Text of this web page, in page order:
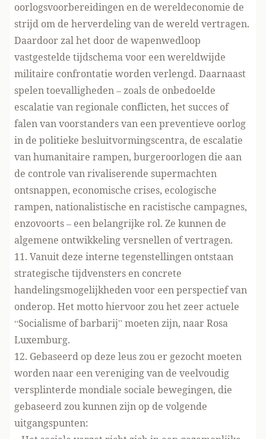
oorlogsvoorbereidingen en de wereldeconomie de
strijd om de herverdeling van de wereld vertragen.
Daardoor zal het door de wapenwedloop
vastgestelde tijdschema voor een wereldwijde
militaire confrontatie worden verlengd. Daarnaast
spelen toevalligheden – zoals de onbedoelde
escalatie van regionale conflicten, het succes of
falen van voorstanders van een preventieve oorlog
in de politieke besluitvormingscentra, de escalatie
van humanitaire rampen, burgeroorlogen die aan
de controle van rivaliserende supermachten
ontsnappen, economische crises, ecologische
rampen, nationalistische en racistische campagnes,
enzovoorts – een belangrijke rol. Ze kunnen de
algemene ontwikkeling versnellen of vertragen.
11. Vanuit deze interne tegenstellingen ontstaan
strategische tijdvensters en concrete
handelingsmogelijkheden voor een perspectief van
onderop. Het motto hiervoor zou het zeer actuele
“Socialisme of barbarij” moeten zijn, naar Rosa
Luxemburg.
12. Gebaseerd op deze leus zou er gezocht moeten
worden naar een vereniging van de veelvoudig
versplinterde mondiale sociale bewegingen, die
gebaseerd zou kunnen zijn op de volgende
uitgangspunten: